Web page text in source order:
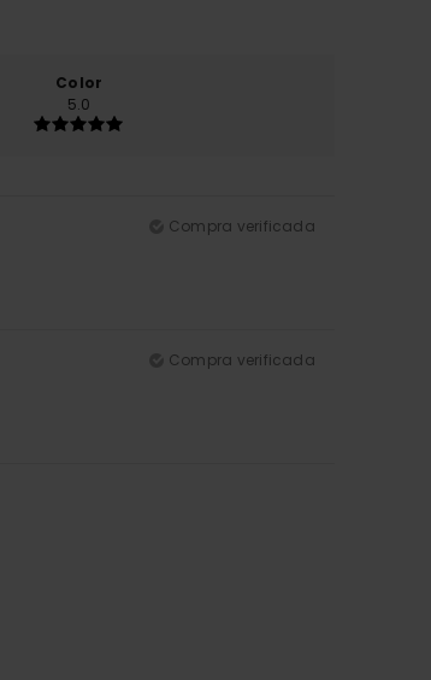
Color
5.0
Compra verificada
Compra verificada